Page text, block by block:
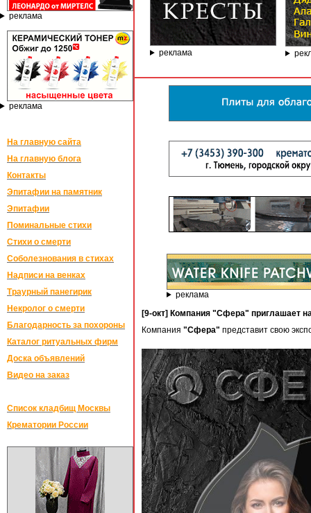
реклама
реклама
На главную сайта
На главную блога
Контакты
Эпитафии на памятник
Эпитафии
Поминальные стихи
Стихи о смерти
Соболезнования в стихах
Надписи на венках
Траурный панегирик
Некролог о смерти
Благодарность за похороны
Каталог ритуальных фирм
Доска объявлений
Видео на заказ
Список кладбищ Москвы
Крематории России
реклама
реклама
[9-окт] Компания "Сфера" приглашает
Компания "Сфера" представит свою